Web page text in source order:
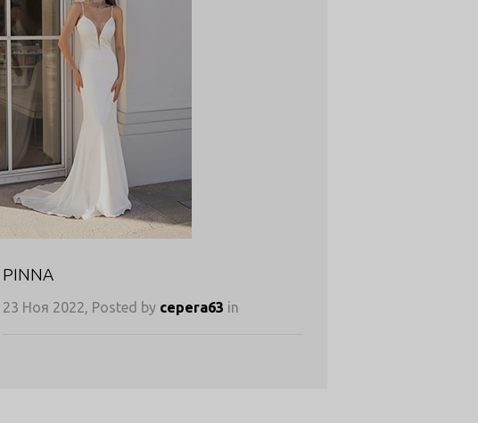
PINNA
23 Ноя 2022, Posted by cepera63 in